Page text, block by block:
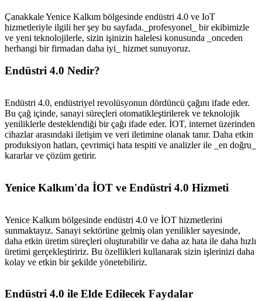
Çanakkale Yenice Kalkım bölgesinde endüstri 4.0 ve IoT
hizmetleriyle ilgili her şey bu sayfada._profesyonel_ bir ekibimizle
ve yeni teknolojilerle, sizin işinizin halelesi konusunda _onceden
herhangi bir firmadan daha iyi_ hizmet sunuyoruz.
Endüstri 4.0 Nedir?
Endüstri 4.0, endüstriyel revolüsyonun dördüncü çağını ifade eder.
Bu çağ içinde, sanayi süreçleri otomatikleştirilerek ve teknolojik
yeniliklerle desteklendiği bir çağı ifade eder. İOT, internet üzerinden
cihazlar arasındaki iletişim ve veri iletimine olanak tanır. Daha etkin
produksiyon hatları, çevrimiçi hata tespiti ve analizler ile _en doğru_
kararlar ve çözüm getirir.
Yenice Kalkım'da İOT ve Endüstri 4.0 Hizmeti
Yenice Kalkım bölgesinde endüstri 4.0 ve İOT hizmetlerini
sunmaktayız. Sanayi sektörüne gelmiş olan yenilikler sayesinde,
daha etkin üretim süreçleri oluşturabilir ve daha az hata ile daha hızlı
üretimi gerçekleştiririz. Bu özellikleri kullanarak sizin işlerinizi daha
kolay ve etkin bir şekilde yönetebiliriz.
Endüstri 4.0 ile Elde Edilecek Faydalar